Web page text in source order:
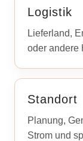
Logistik
Lieferland,
oder andere
Standort
Planung,
Strom und